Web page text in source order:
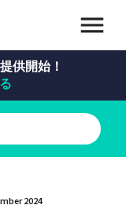
供開始！
2024